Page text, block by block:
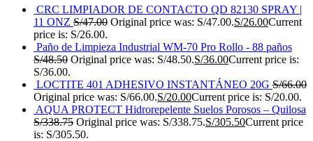
CRC LIMPIADOR DE CONTACTO QD 82130 SPRAY |
11 ONZ S/47.00 Original price was: S/47.00.S/26.00Current
price is: S/26.00.
Paño de Limpieza Industrial WM-70 Pro Rollo - 88 paños
S/48.50 Original price was: S/48.50.S/36.00Current price is:
S/36.00.
LOCTITE 401 ADHESIVO INSTANTÁNEO 20G S/66.00
Original price was: S/66.00.S/20.00Current price is: S/20.00.
AQUA PROTECT Hidrorepelente Suelos Porosos – Quilosa
S/338.75 Original price was: S/338.75.S/305.50Current price
is: S/305.50.